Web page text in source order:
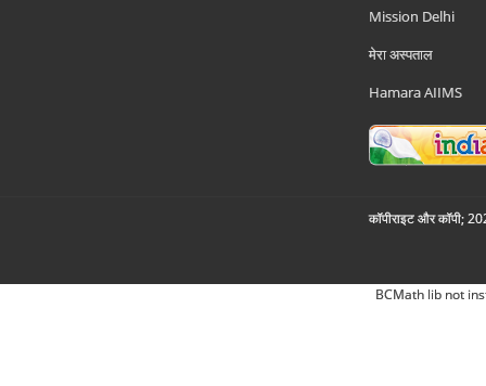
Mission Delhi
मेरा अस्पताल
Hamara AIIMS
कॉपीराइट और कॉपी;
BCMath lib not